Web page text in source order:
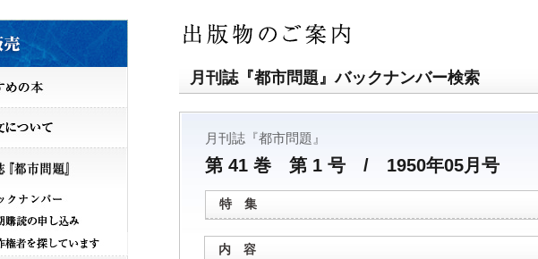
月刊誌『都市問題』バックナンバー検索
月刊誌『都市問題』
第 41 巻 第 1 号 / 1950年05月号
特 集
内 容